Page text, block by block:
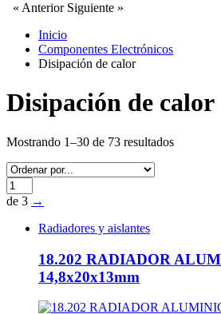
« Anterior Siguiente »
Inicio
Componentes Electrónicos
Disipación de calor
Disipación de calor
Mostrando 1–30 de 73 resultados
de 3 →
Radiadores y aislantes
18.202 RADIADOR
14,8x20x13mm